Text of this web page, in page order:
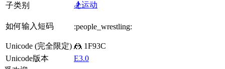
子类别
🏂运动
如何输入短码 :people_wrestling:
Unicode (完全限定) 🤼 1F93C
Unicode版本
E3.0